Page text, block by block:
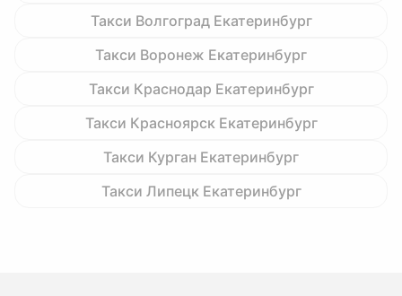
Такси Волгоград Екатеринбург
Такси Воронеж Екатеринбург
Такси Краснодар Екатеринбург
Такси Красноярск Екатеринбург
Такси Курган Екатеринбург
Такси Липецк Екатеринбург